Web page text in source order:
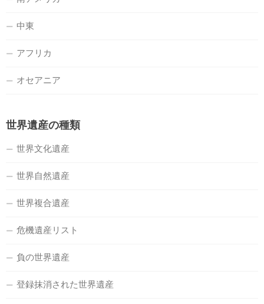
中東
アフリカ
オセアニア
世界遺産の種類
世界文化遺産
世界自然遺産
世界複合遺産
危機遺産リスト
負の世界遺産
登録抹消された世界遺産